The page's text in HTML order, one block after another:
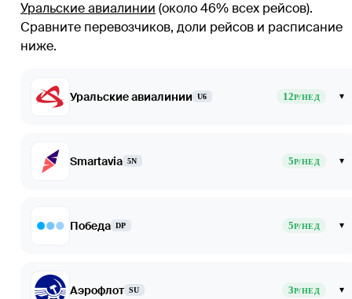
Уральские авиалинии (около 46% всех рейсов).
Сравните перевозчиков, доли рейсов и расписание
ниже.
Уральские авиалинии U6 12Р/НЕД ▾
Smartavia 5N 5Р/НЕД ▾
Победа DP 5Р/НЕД ▾
Аэрофлот SU 3Р/НЕД ▾